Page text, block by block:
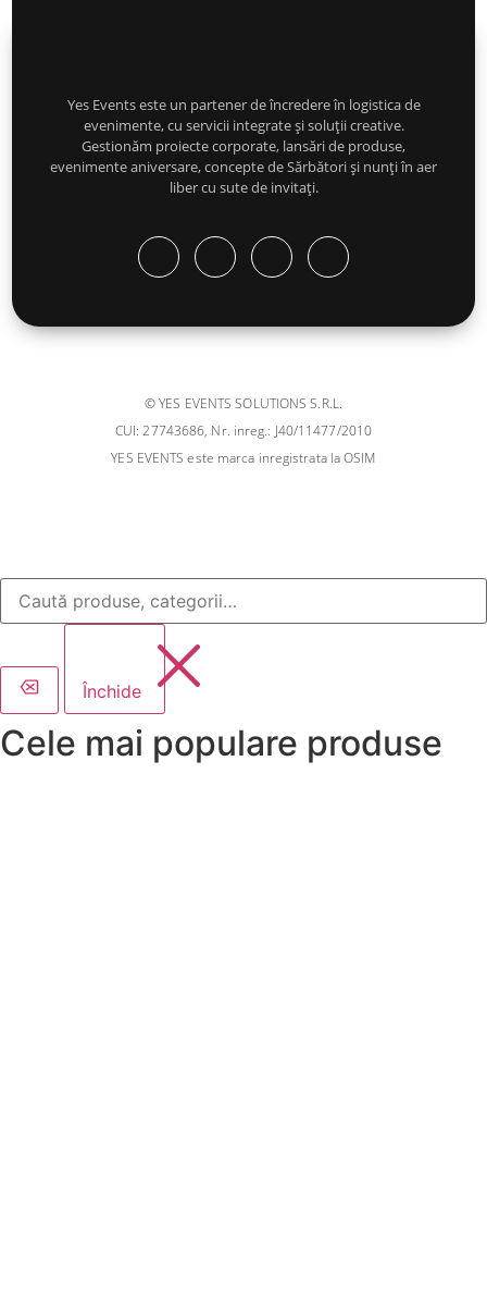
Yes Events este un partener de încredere în logistica de
evenimente, cu servicii integrate și soluții creative.
Gestionăm proiecte corporate, lansări de produse,
evenimente aniversare, concepte de Sărbători și nunți în aer
liber cu sute de invitați.
© YES EVENTS SOLUTIONS S.R.L.
CUI: 27743686, Nr. inreg.: J40/11477/2010
YES EVENTS este marca inregistrata la OSIM
Închide
Cele mai populare produse